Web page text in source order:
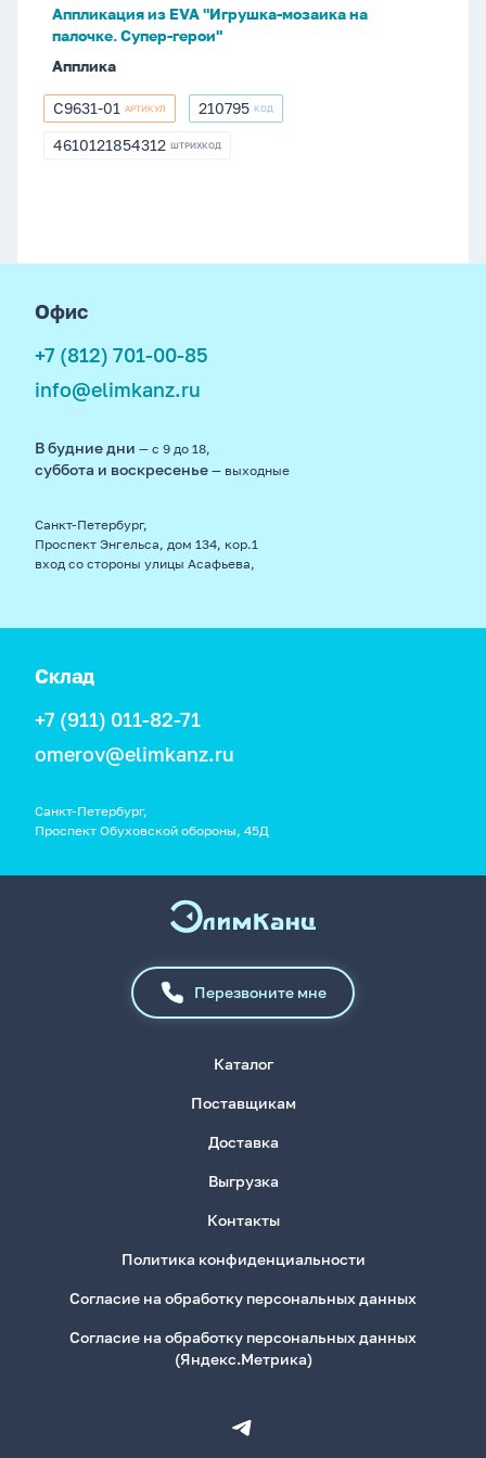
герои"
Аппликация из EVA "Игрушка-мозаика на
палочке. Супер-герои"
Апплика
С9631-
01
С9631-01 АРТИКУЛ 210795
210795 КОД
4610121854312
4610121854312 ШТРИХКОД
Офис
+7 (812) 701-00-85
info@elimkanz.ru
В будние дни — с 9 до 18,
суббота и воскресенье — выходные
Санкт-Петербург,
Проспект Энгельса, дом 134, кор.1
вход со стороны улицы Асафьева,
Склад
+7 (911) 011-82-71
omerov@elimkanz.ru
Санкт-Петербург,
Проспект Обуховской обороны, 45Д
Перезвоните мне
Каталог
Поставщикам
Доставка
Выгрузка
Контакты
Политика конфиденциальности
Согласие на обработку персональных данных
Согласие на обработку персональных данных
(Яндекс.Метрика)